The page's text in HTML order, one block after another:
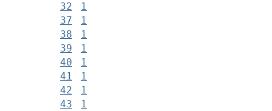
32
1
37
1
38
1
39
1
40
1
41
1
42
1
43
1